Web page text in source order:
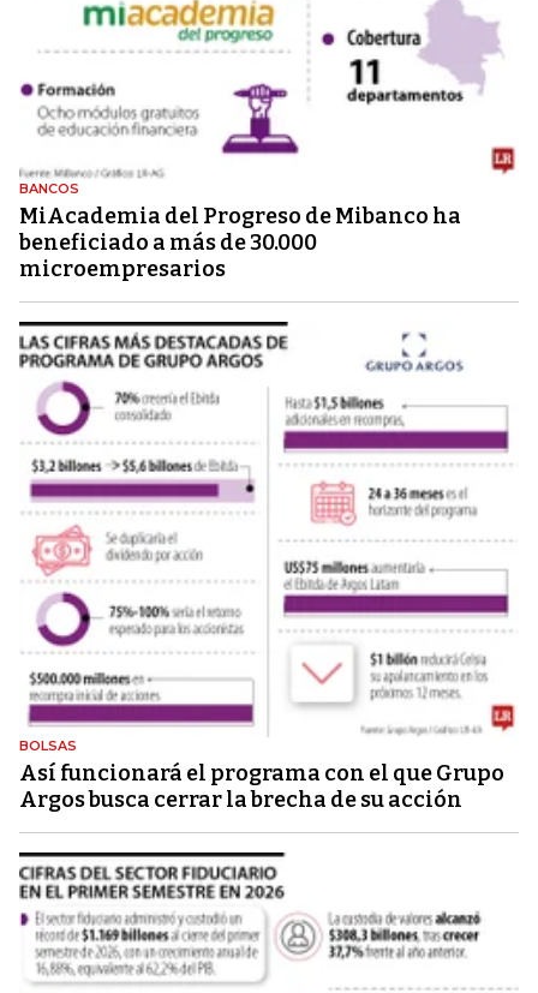
BANCOS
MiAcademia del Progreso de Mibanco ha
beneficiado a más de 30.000
microempresarios
BOLSAS
Así funcionará el programa con el que Grupo
Argos busca cerrar la brecha de su acción